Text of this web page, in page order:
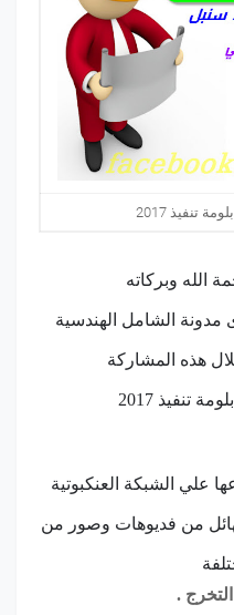
تنفيذ 2017
الله وبركاته
مدونة الشامل الهندسية
هذه المشاركة
تنفيذ 2017
علي الشبكة العنكبوتية
من فديوهات وصور من
.